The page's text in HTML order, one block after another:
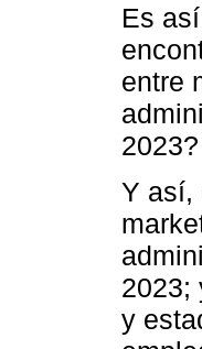
Es
entre
2023?
Y así,
2023;
y